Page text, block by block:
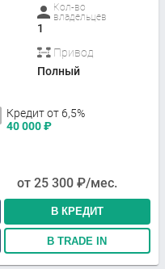
Кол-во
владельцев
1
Привод
Полный
Кредит от 6,5%
40 000₽
от 25 300 ₽/мес.
В КРЕДИТ
В TRADE IN